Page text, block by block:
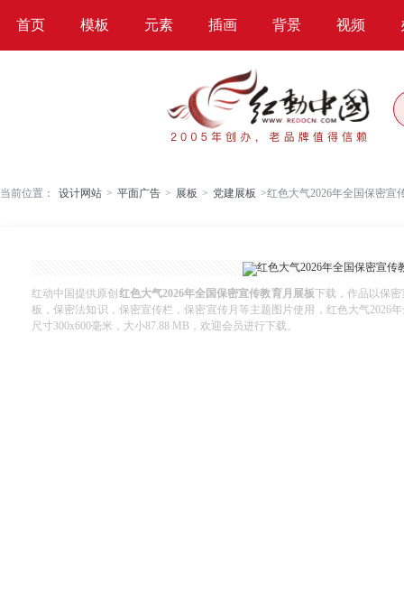
首页 模板 元素 插画 背景 视频
当前位置： 设计网站 > 平面广告 > 展板 > 党建展板 >红色大气2026年全国保密宣
红动中国提供原创 红色大气2026年全国保密宣传教育月展板下载，作品以保
板，保密法知识，保密宣传栏，保密宣传月等主题图片使用，红色大气2026
尺寸300x600毫米，大小87.88 MB，欢迎会员进行下载。